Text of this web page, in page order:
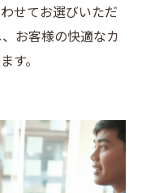
せてお選びいただ
お客様の快適なカ
す。